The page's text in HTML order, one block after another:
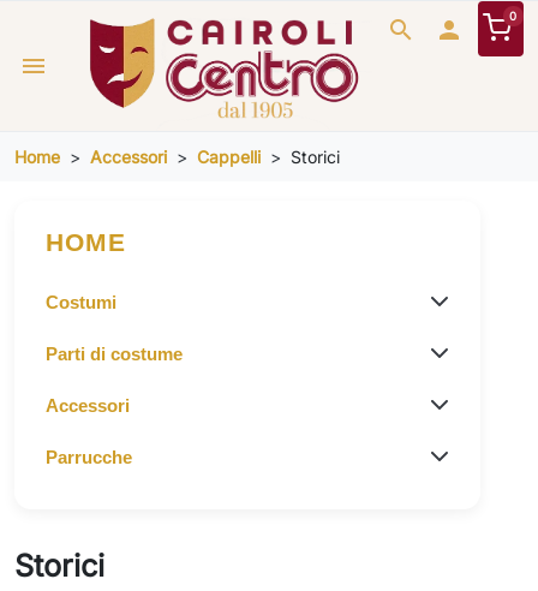
search
menu
 0
Home Accessori Cappelli Storici
HOME
Costumi
Parti di costume
Accessori
Parrucche
Storici